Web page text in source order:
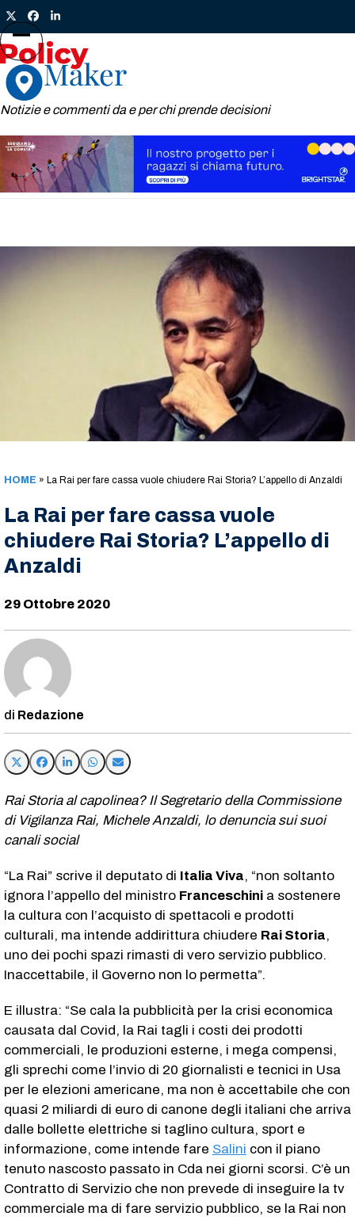
Skip
to
content
TwitterFacebook
LinkedIn
Notizie e commenti da e per chi prende decisioni
Open
mobile
menu
Close
mobile
menu
HOME » La Rai per fare cassa vuole chiudere Rai Storia? L’appello di Anzaldi
La Rai per fare cassa vuole
chiudere Rai Storia? L’appello di
Anzaldi
29 Ottobre 2020
Redazione
Rai Storia al capolinea? Il Segretario della Commissione
di Vigilanza Rai, Michele Anzaldi, lo denuncia sui suoi
canali social
“La Rai” scrive il deputato di Italia Viva, “non soltanto
ignora l’appello del ministro Franceschini a sostenere
la cultura con l’acquisto di spettacoli e prodotti
culturali, ma intende addirittura chiudere Rai Storia,
uno dei pochi spazi rimasti di vero servizio pubblico.
Inaccettabile, il Governo non lo permetta”.
E illustra: “Se cala la pubblicità per la crisi economica
causata dal Covid, la Rai tagli i costi dei prodotti
commerciali, le produzioni esterne, i mega compensi,
gli sprechi come l’invio di 20 giornalisti e tecnici in Usa
per le elezioni americane, ma non è accettabile che con
quasi 2 miliardi di euro di canone degli italiani che arriva
dalle bollette elettriche si taglino cultura, sport e
informazione, come intende fare Salini con il piano
tenuto nascosto passato in Cda nei giorni scorsi. C’è un
Contratto di Servizio che non prevede di inseguire la tv
commerciale ma di fare servizio pubblico, se la Rai non